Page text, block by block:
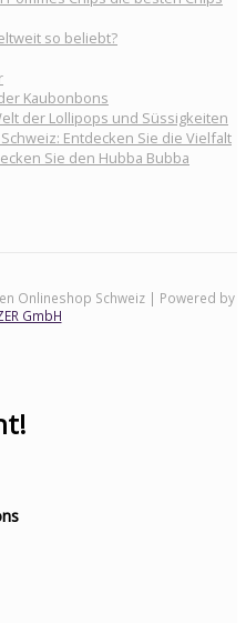
so beliebt?
Kaubonbons
der Lollipops und Süssigkeiten
Entdecken Sie die Vielfalt
Sie den Hubba Bubba
Onlineshop Schweiz | Powered by
GmbH